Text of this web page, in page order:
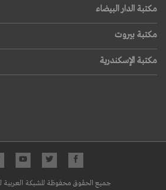
مكتبة الدار البيضاء
مكتبة بيروت
مكتبة الإسكندرية
جميع الحقوق محفوظة للشبكة العربية